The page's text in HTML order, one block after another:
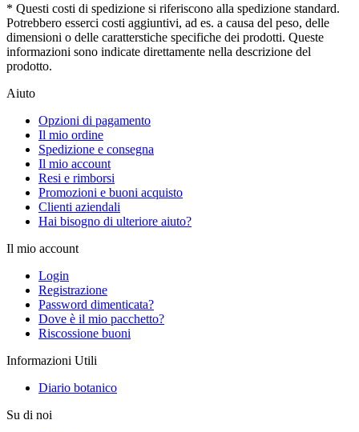
* Questi costi di spedizione si riferiscono alla spedizione standard.
Potrebbero esserci costi aggiuntivi, ad es. a causa del peso, delle
dimensioni o delle caratterstiche specifiche dei prodotti. Queste
informazioni sono indicate direttamente nella descrizione del
prodotto.
Aiuto
Opzioni di pagamento
Il mio ordine
Spedizione e consegna
Il mio account
Resi e rimborsi
Promozioni e buoni acquisto
Clienti aziendali
Hai bisogno di ulteriore aiuto?
Il mio account
Login
Registrazione
Password dimenticata?
Dove è il mio pacchetto?
Riscossione buoni
Informazioni Utili
Diario botanico
Su di noi